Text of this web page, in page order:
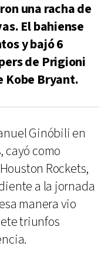
una racha de
El bahiense
y bajó 6
de Prigioni
Kobe Bryant.
Ginóbili en
cayó como
Rockets,
a la jornada
manera vio
triunfos